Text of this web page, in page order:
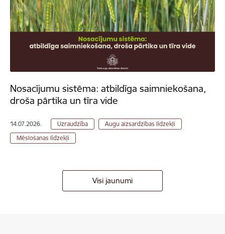
Nosacījumu sistēma: atbildīga saimniekošana,
droša pārtika un tīra vide
14.07.2026. Uzraudzība
Augu aizsardzības līdzekļi
Mēslošanas līdzekļi
Visi jaunumi